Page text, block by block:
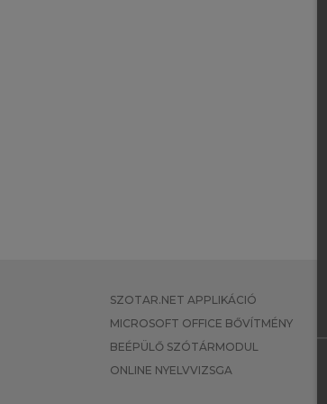
SZOTAR.NET APPLIKÁCIÓ
MICROSOFT OFFICE BŐVÍTMÉNY
BEÉPÜLŐ SZÓTÁRMODUL
ONLINE NYELVVIZSGA